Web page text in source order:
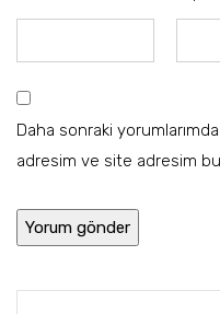
Daha sonraki
adresim ve site adresim bu